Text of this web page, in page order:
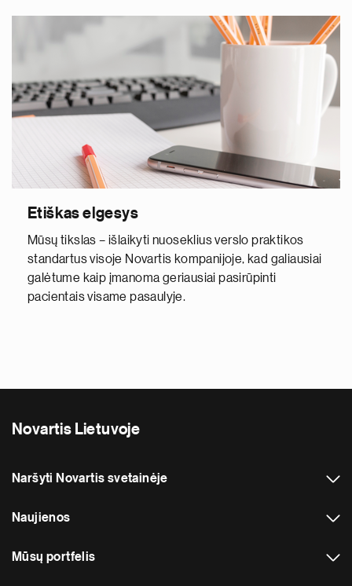
Etiškas elgesys
Mūsų tikslas – išlaikyti nuoseklius verslo praktikos
standartus visoje Novartis kompanijoje, kad galiausiai
galėtume kaip įmanoma geriausiai pasirūpinti
pacientais visame pasaulyje.
Novartis Lietuvoje
Naršyti Novartis svetainėje
Naujienos
Mūsų portfelis